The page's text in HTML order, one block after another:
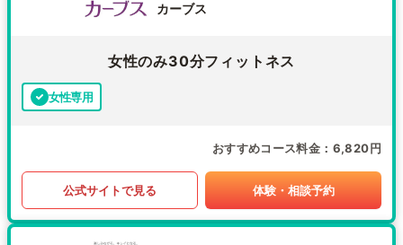
カーブス
女性のみ30分フィットネス
女性専用
おすすめコース料金 6,820円
公式サイトで見る 体験・相談予約